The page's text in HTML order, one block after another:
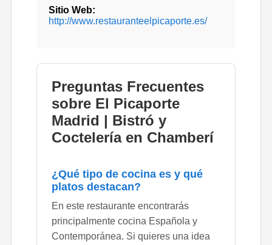
Sitio Web:
http://www.restauranteelpicaporte.es/
Preguntas Frecuentes
sobre El Picaporte
Madrid | Bistró y
Coctelería en Chamberí
¿Qué tipo de cocina es y qué
platos destacan?
En este restaurante encontrarás
principalmente cocina Española y
Contemporánea. Si quieres una idea